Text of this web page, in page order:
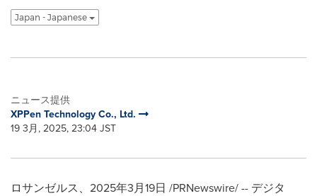
Japan - Japanese
ニュース提供
XPPen Technology Co., Ltd.
19 3月, 2025, 23:04 JST
ロサンゼルス、 2025年3月19日 /PRNewswire/ -- デジタ